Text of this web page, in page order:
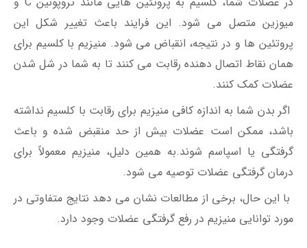
میوزین متصل می شود. این فرایند باعث تغییر شکل این
پروتئین ها و در نتیجه، انقباض می شود. منیزیم با کلسیم برای
همان نقاط اتصال دهنده رقابت می کنند تا به شما در شل شدن
عضلات کمک کنند.
اگر بدن شما به اندازه کافی منیزیم برای رقابت با کلسیم نداشته
باشد، ممکن است عضلات بیش از حد منقبض شده و باعث
گرفتگی یا اسپاسم شوند.به همین دلیل، منیزیم معمولاً برای
درمان گرفتگی عضلات توصیه می شود.
با این حال، برخی از مطالعات نشان می دهد نتایج متفاوتی در
مورد توانایی منیزیم در رفع گرفتگی عضلات وجود دارد.